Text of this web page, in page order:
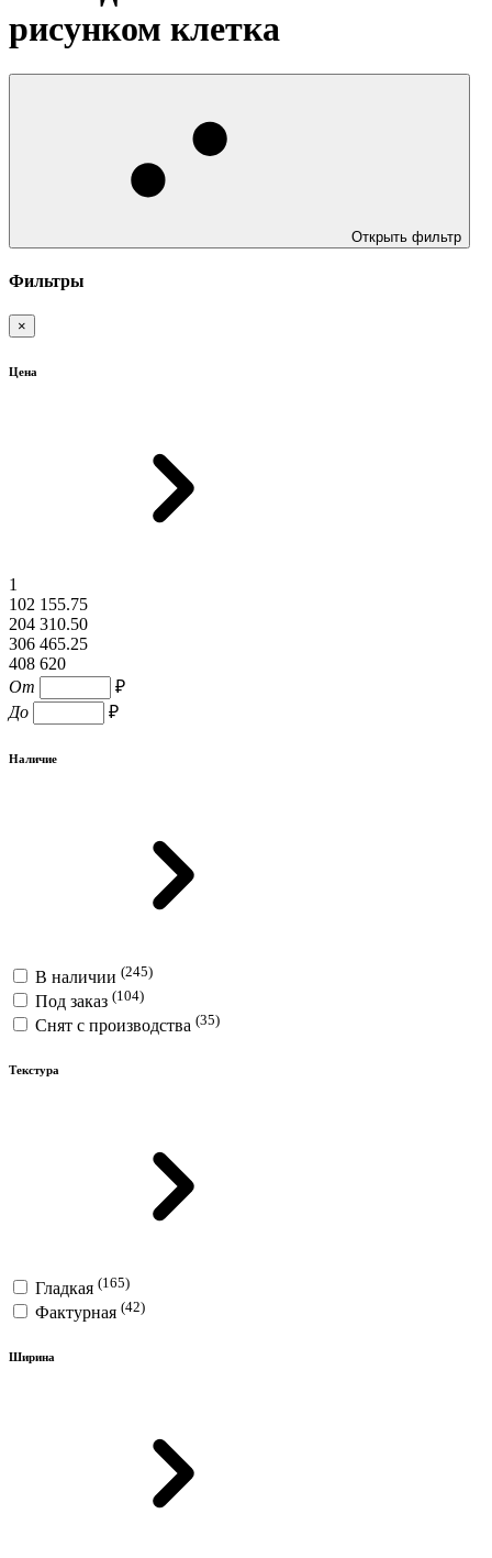
рисунком клетка
Открыть фильтр
Фильтры
×
Цена
1
102 155.75
204 310.50
306 465.25
408 620
От
₽
До
₽
Наличие
В наличии (245)
Под заказ (104)
Снят с производства (35)
Текстура
Гладкая (165)
Фактурная (42)
Ширина